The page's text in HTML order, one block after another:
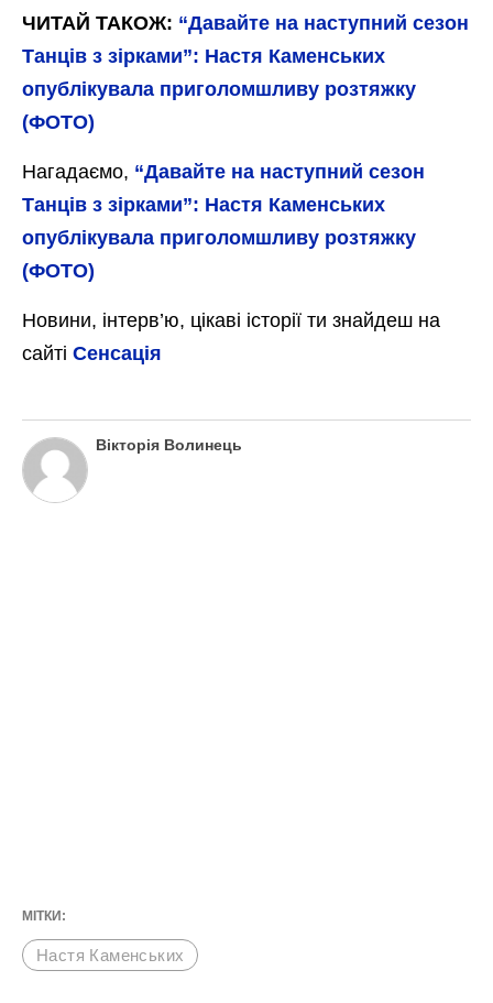
ЧИТАЙ ТАКОЖ: “Давайте на наступний сезон
Танців з зірками”: Настя Каменських
опублікувала приголомшливу розтяжку
(ФОТО)
Нагадаємо, “Давайте на наступний сезон
Танців з зірками”: Настя Каменських
опублікувала приголомшливу розтяжку
(ФОТО)
Новини, інтерв’ю, цікаві історії ти знайдеш на
сайті Сенсація
Вікторія Волинець
МІТКИ:
Настя Каменських